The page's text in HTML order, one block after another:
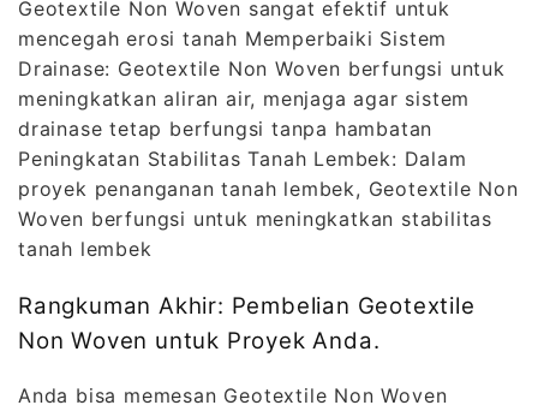
Geotextile Non Woven sangat efektif untuk
mencegah erosi tanah Memperbaiki Sistem
Drainase: Geotextile Non Woven berfungsi untuk
meningkatkan aliran air, menjaga agar sistem
drainase tetap berfungsi tanpa hambatan
Peningkatan Stabilitas Tanah Lembek: Dalam
proyek penanganan tanah lembek, Geotextile Non
Woven berfungsi untuk meningkatkan stabilitas
tanah lembek
Rangkuman Akhir: Pembelian Geotextile
Non Woven untuk Proyek Anda.
Anda bisa memesan Geotextile Non Woven